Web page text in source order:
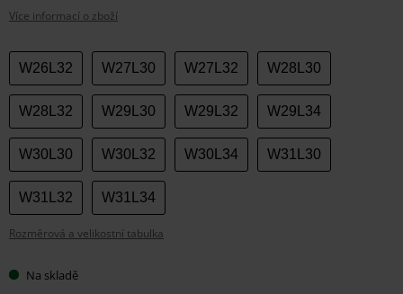
Více informací o zboží
Vyberte
si
velikost
W26L32 W27L30 W27L32 W28L30
W28L32 W29L30 W29L32 W29L34
W30L30 W30L32 W30L34 W31L30
W31L32 W31L34
Rozměrová a velikostní tabulka
Na skladě